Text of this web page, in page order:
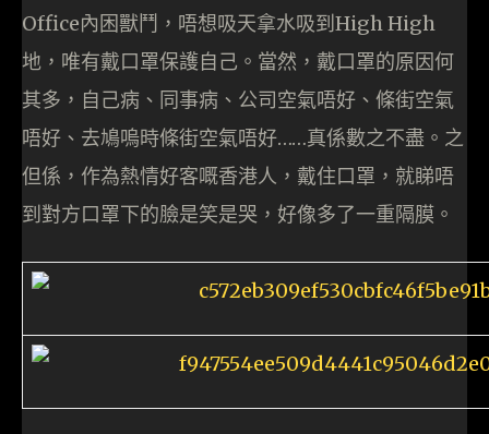
Office內困獸鬥，唔想吸天拿水吸到High High
地，唯有戴口罩保護自己。當然，戴口罩的原因何
其多，自己病、同事病、公司空氣唔好、條街空氣
唔好、去鳩嗚時條街空氣唔好……真係數之不盡。之
但係，作為熱情好客嘅香港人，戴住口罩，就睇唔
到對方口罩下的臉是笑是哭，好像多了一重隔膜。